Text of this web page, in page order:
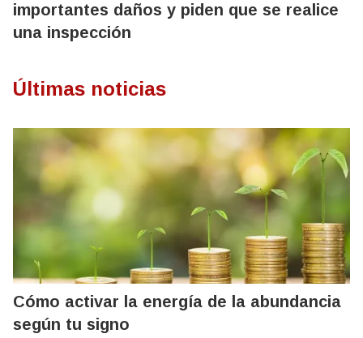
importantes daños y piden que se realice
una inspección
Últimas noticias
Cómo activar la energía de la abundancia
según tu signo